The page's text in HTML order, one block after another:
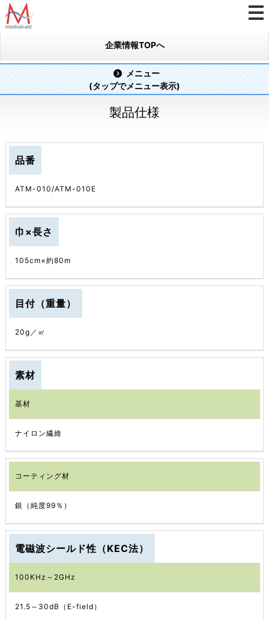
企業情報TOPへ
メニュー
(タップでメニュー表示)
製品仕様
品番
ATM-010/ATM-010E
巾×長さ
105cm×約80m
目付（重量）
20g／㎡
素材
基材
ナイロン繊維
コーティング材
銀（純度99％）
電磁波シールド性（KEC法）
100KHz～2GHz
21.5～30dB（E-field）